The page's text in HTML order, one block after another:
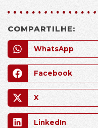
COMPARTILHE:
WhatsApp
Facebook
X
LinkedIn